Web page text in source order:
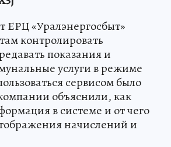
«Уралэнергосбыт»
контролировать
показания и
услуги в режиме
сервисом было
объяснили, как
в системе и от чего
начислений и